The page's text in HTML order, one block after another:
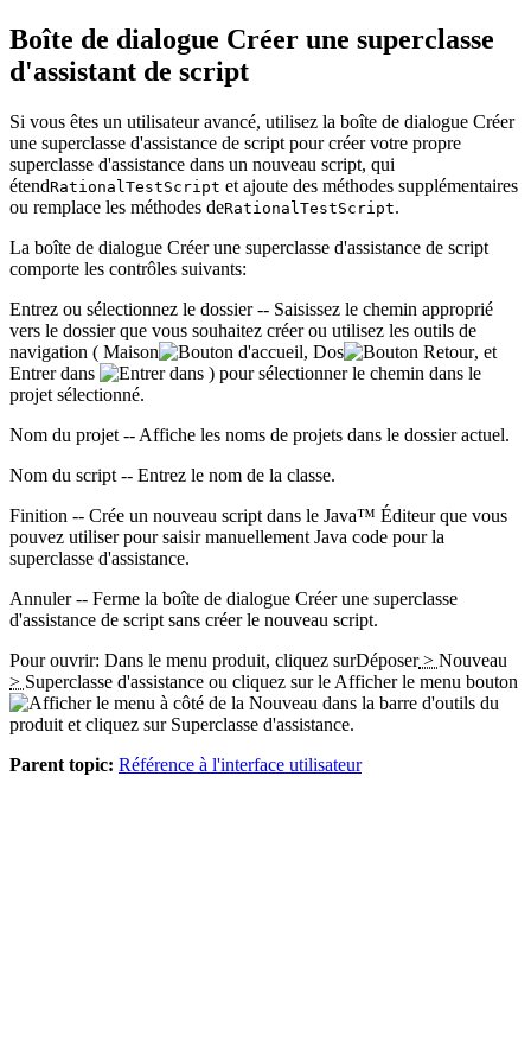
Boîte de dialogue Créer une superclasse
d'assistant de script
Si vous êtes un utilisateur avancé, utilisez la boîte de dialogue Créer
une superclasse d'assistance de script pour créer votre propre
superclasse d'assistance dans un nouveau script, qui
étendRationalTestScript et ajoute des méthodes supplémentaires
ou remplace les méthodes deRationalTestScript.
La boîte de dialogue Créer une superclasse d'assistance de script
comporte les contrôles suivants:
Entrez ou sélectionnez le dossier-- Saisissez le chemin approprié
vers le dossier que vous souhaitez créer ou utilisez les outils de
navigation ( Maison , Dos
, et
Entrer dans
) pour sélectionner le chemin dans le
projet sélectionné.
Nom du projet -- Affiche les noms de projets dans le dossier actuel.
Nom du script -- Entrez le nom de la classe.
Finition -- Crée un nouveau script dans le Java™ Éditeur que vous
pouvez utiliser pour saisir manuellement Java code pour la
superclasse d'assistance.
Annuler-- Ferme la boîte de dialogue Créer une superclasse
d'assistance de script sans créer le nouveau script.
Pour ouvrir: Dans le menu produit, cliquez surDéposer> Nouveau
> Superclasse d'assistance ou cliquez sur le Afficher le menu bouton
à côté de la Nouveau dans la barre d'outils du
produit et cliquez sur Superclasse d'assistance.
Parent topic: Référence à l'interface utilisateur